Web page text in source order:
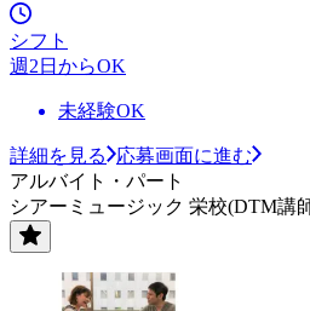
シフト
週2日からOK
未経験OK
詳細を見る
応募画面に進む
アルバイト・パート
シアーミュージック 栄校(DTM講